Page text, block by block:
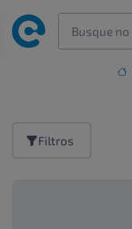
Filtros